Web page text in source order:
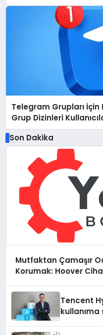
Telegram Grupları
Grup Dizinleri
Son Dakika
Mutfaktan Çamaşır
Korumak: Hoover
Tencent
kullanıma